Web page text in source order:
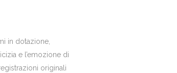
in dotazione,
e l’emozione di
originali